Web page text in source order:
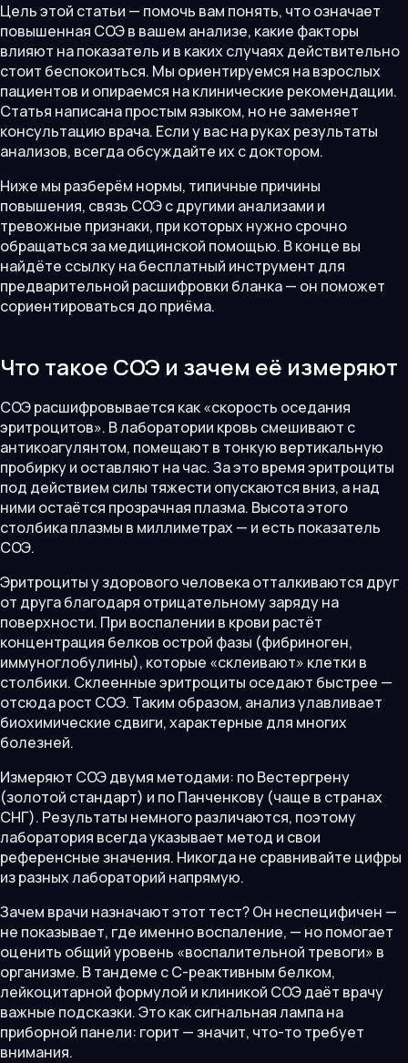
Цель этой статьи — помочь вам понять, что означает
повышенная СОЭ в вашем анализе, какие факторы
влияют на показатель и в каких случаях действительно
стоит беспокоиться. Мы ориентируемся на взрослых
пациентов и опираемся на клинические рекомендации.
Статья написана простым языком, но не заменяет
консультацию врача. Если у вас на руках результаты
анализов, всегда обсуждайте их с доктором.
Ниже мы разберём нормы, типичные причины
повышения, связь СОЭ с другими анализами и
тревожные признаки, при которых нужно срочно
обращаться за медицинской помощью. В конце вы
найдёте ссылку на бесплатный инструмент для
предварительной расшифровки бланка — он поможет
сориентироваться до приёма.
Что такое СОЭ и зачем её измеряют
СОЭ расшифровывается как «скорость оседания
эритроцитов». В лаборатории кровь смешивают с
антикоагулянтом, помещают в тонкую вертикальную
пробирку и оставляют на час. За это время эритроциты
под действием силы тяжести опускаются вниз, а над
ними остаётся прозрачная плазма. Высота этого
столбика плазмы в миллиметрах — и есть показатель
СОЭ.
Эритроциты у здорового человека отталкиваются друг
от друга благодаря отрицательному заряду на
поверхности. При воспалении в крови растёт
концентрация белков острой фазы (фибриноген,
иммуноглобулины), которые «склеивают» клетки в
столбики. Склеенные эритроциты оседают быстрее —
отсюда рост СОЭ. Таким образом, анализ улавливает
биохимические сдвиги, характерные для многих
болезней.
Измеряют СОЭ двумя методами: по Вестергрену
(золотой стандарт) и по Панченкову (чаще в странах
СНГ). Результаты немного различаются, поэтому
лаборатория всегда указывает метод и свои
референсные значения. Никогда не сравнивайте цифры
из разных лабораторий напрямую.
Зачем врачи назначают этот тест? Он неспецифичен —
не показывает, где именно воспаление, — но помогает
оценить общий уровень «воспалительной тревоги» в
организме. В тандеме с С-реактивным белком,
лейкоцитарной формулой и клиникой СОЭ даёт врачу
важные подсказки. Это как сигнальная лампа на
приборной панели: горит — значит, что-то требует
внимания.